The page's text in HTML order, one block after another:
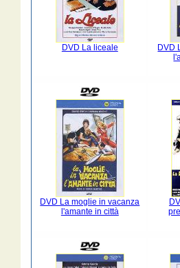
DVD La liceale
DVD
DVD La moglie in vacanza
l'amante in città